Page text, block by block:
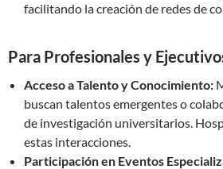
facilitando la creación de redes de
Para Profesionales y
Acceso a Talento y Conocimiento:
buscan talentos emergentes o
de investigación universitarios.
estas interacciones.
Participación en Eventos